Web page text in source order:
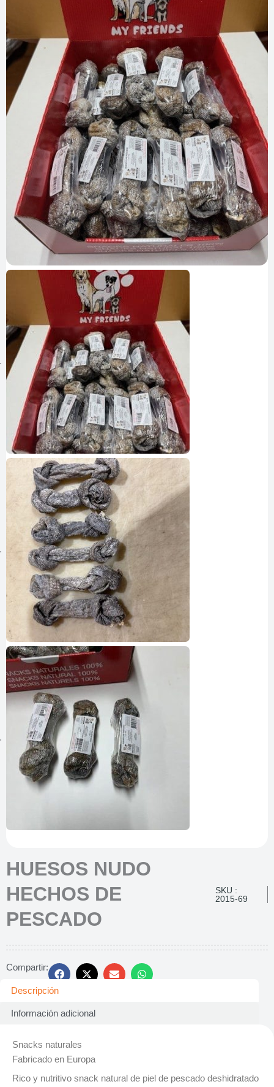
HUESOS NUDO
HECHOS DE
PESCADO
SKU :
2015-69
Compartir:
Descripción
Información adicional
Snacks naturales
Fabricado en Europa
Rico y nutritivo snack natural de piel de pescado deshidratado